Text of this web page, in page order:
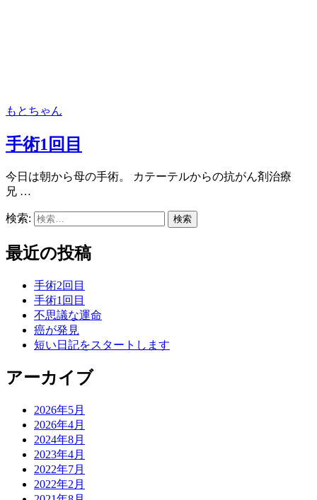
もとちゃん
手術1回目
今日は朝から母の手術。 カテーテルからの抗がん剤治療
兄 …
検索:
最近の投稿
手術2回目
手術1回目
不思議な運命
癌が発見
短い日記をスタートします
アーカイブ
2026年5月
2026年4月
2024年8月
2023年4月
2022年7月
2022年2月